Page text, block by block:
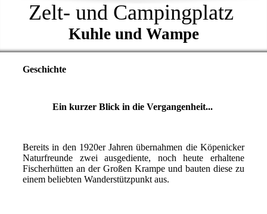
Zelt- und Campingplatz
Kuhle und Wampe
Geschichte
Ein kurzer Blick in die Vergangenheit...
Bereits in den 1920er Jahren übernahmen die Köpenicker
Naturfreunde zwei ausgediente, noch heute erhaltene
Fischerhütten an der Großen Krampe und bauten diese zu
einem beliebten Wanderstützpunkt aus.